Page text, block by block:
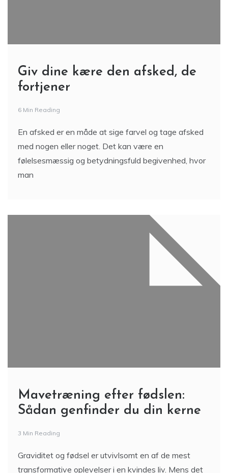
Giv dine kære den afsked, de
fortjener
6 Min Reading
En afsked er en måde at sige farvel og tage afsked
med nogen eller noget. Det kan være en
følelsesmæssig og betydningsfuld begivenhed, hvor
man
Mavetræning efter fødslen:
Sådan genfinder du din kerne
3 Min Reading
Graviditet og fødsel er utvivlsomt en af de mest
transformative oplevelser i en kvindes liv. Mens det